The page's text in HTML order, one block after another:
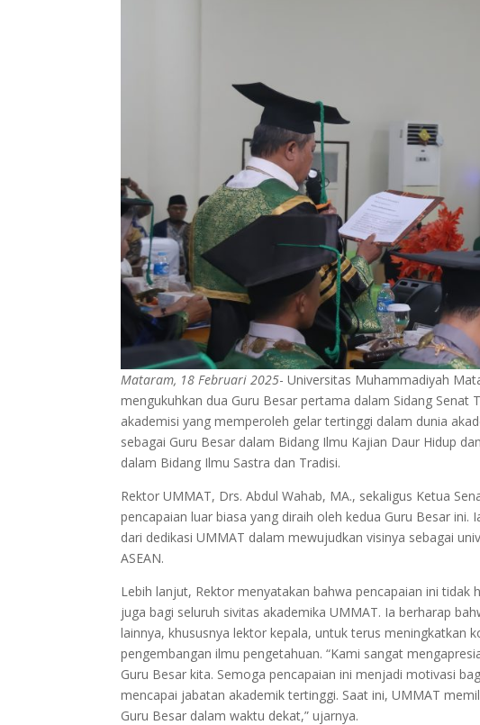
Mataram, 18 Februari 2025- Universitas Muhammadiyah
mengukuhkan dua Guru Besar pertama dalam Sidang Senat
akademisi yang memperoleh gelar tertinggi dalam dunia
sebagai Guru Besar dalam Bidang Ilmu Kajian Daur Hidup
dalam Bidang Ilmu Sastra dan Tradisi.
Rektor UMMAT, Drs. Abdul Wahab, MA., sekaligus Ketua
pencapaian luar biasa yang diraih oleh kedua Guru Besar
dari dedikasi UMMAT dalam mewujudkan visinya sebagai
ASEAN.
Lebih lanjut, Rektor menyatakan bahwa pencapaian ini
juga bagi seluruh sivitas akademika UMMAT. Ia berharap
lainnya, khususnya lektor kepala, untuk terus meningkatkan
pengembangan ilmu pengetahuan. “Kami sangat
Guru Besar kita. Semoga pencapaian ini menjadi motivasi
mencapai jabatan akademik tertinggi. Saat ini, UMMAT
Guru Besar dalam waktu dekat,” ujarnya.